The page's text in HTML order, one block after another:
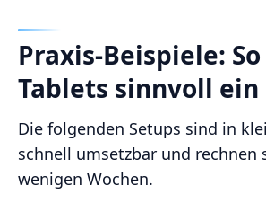
Praxis‑Beispiele:
Tablets sinnvoll ein
Die folgenden Setups sind in
schnell umsetzbar und rechnen
wenigen Wochen.